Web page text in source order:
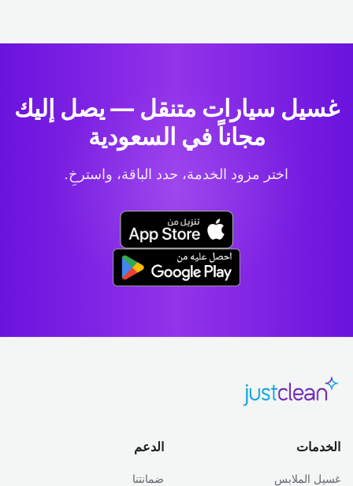
غسيل سيارات متنقل — يصل إليك
مجاناً في السعودية
اختر مزود الخدمة، حدد الباقة، واسترخِ.
الخدمات
غسيل الملابس
الدعم
ضمانتنا